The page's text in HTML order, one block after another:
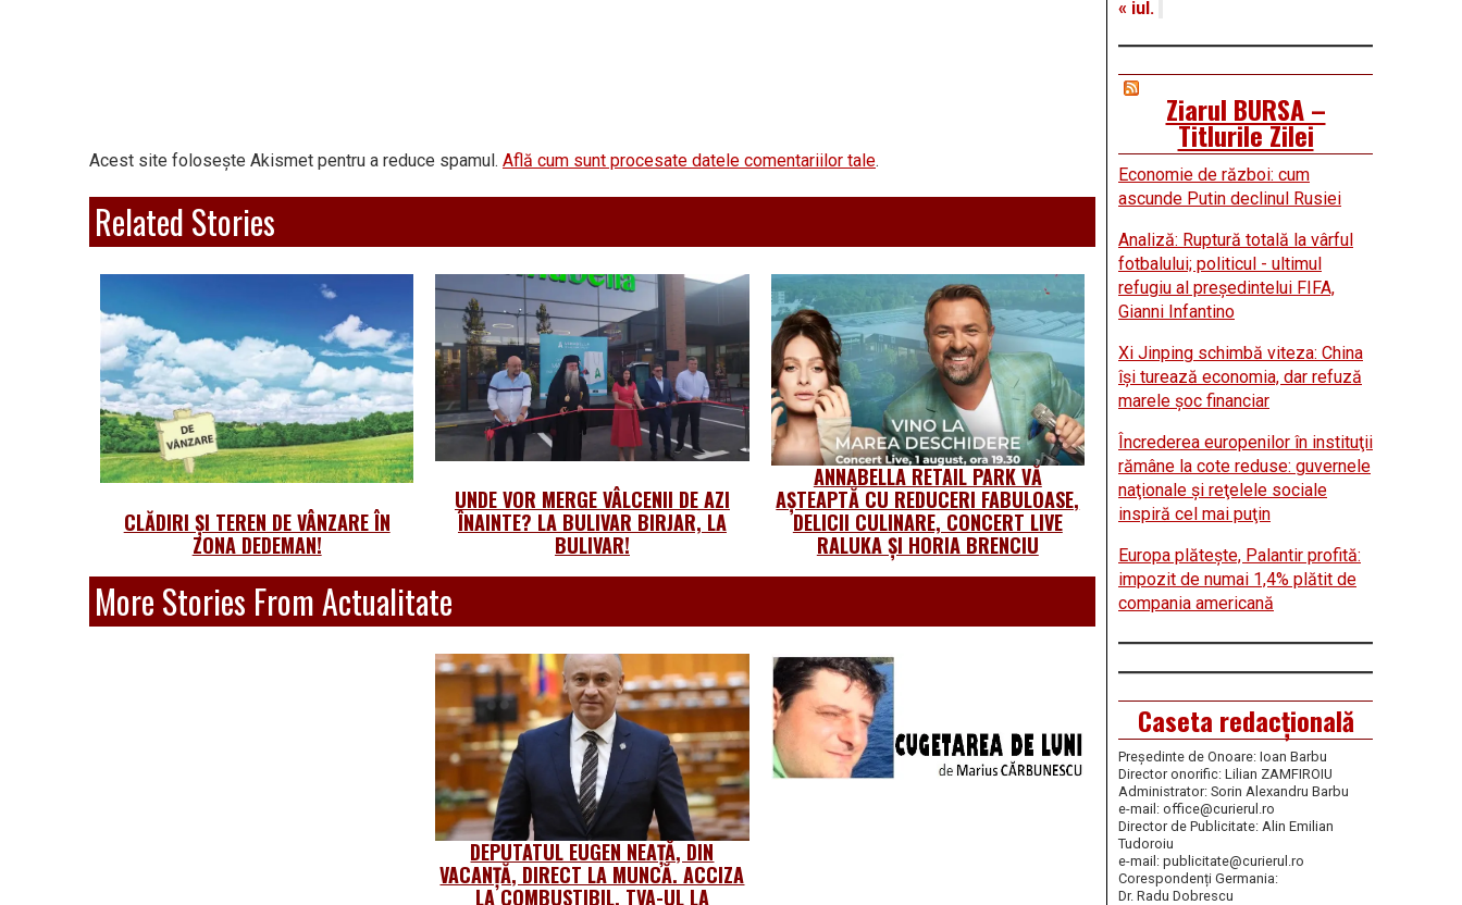
Acest site folosește Akismet pentru a reduce spamul. Află cum sunt procesate datele comentariilor tale.
Related Stories
CLĂDIRI ȘI TEREN DE VÂNZARE ÎN
ZONA DEDEMAN!
UNDE VOR MERGE VÂLCENII DE AZI
ÎNAINTE? LA BULIVAR BIRJAR, LA
BULIVAR!
ANNABELLA RETAIL PARK VĂ
AȘTEAPTĂ CU REDUCERI FABULOASE,
DELICII CULINARE, CONCERT LIVE
RALUKA ȘI HORIA BRENCIU
More Stories From Actualitate
DEPUTATUL EUGEN NEAȚĂ, DIN
VACANȚĂ, DIRECT LA MUNCĂ. ACCIZA
LA COMBUSTIBIL, TVA-UL LA
« iul.
Ziarul BURSA –
Titlurile Zilei
Economie de război: cum
ascunde Putin declinul Rusiei
Analiză: Ruptură totală la vârful
fotbalului; politicul - ultimul
refugiu al preşedintelui FIFA,
Gianni Infantino
Xi Jinping schimbă viteza: China
îşi turează economia, dar refuză
marele şoc financiar
Încrederea europenilor în instituţii
rămâne la cote reduse: guvernele
naţionale şi reţelele sociale
inspiră cel mai puţin
Europa plăteşte, Palantir profită:
impozit de numai 1,4% plătit de
compania americană
Caseta redacțională
Președinte de Onoare: Ioan Barbu
Director onorific: Lilian ZAMFIROIU
Administrator: Sorin Alexandru Barbu
e-mail: office@curierul.ro
Director de Publicitate: Alin Emilian
Tudoroiu
e-mail: publicitate@curierul.ro
Corespondenți Germania:
Dr. Radu Dobrescu